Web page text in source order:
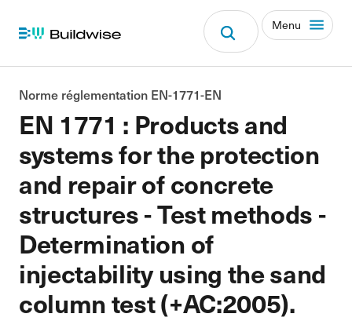
Menu
EN 1771 : Products and
systems for the protection
and repair of concrete
structures - Test methods -
Determination of
injectability using the sand
column test (+AC:2005).
Norme réglementation EN-1771-EN